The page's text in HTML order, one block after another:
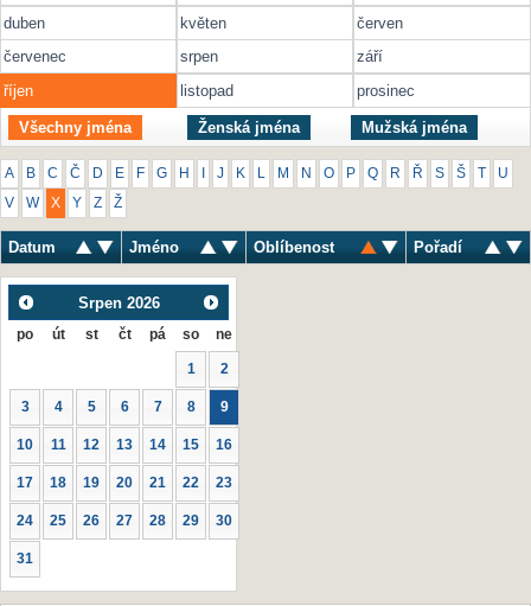
duben
květen
červen
červenec
srpen
září
říjen
listopad prosinec
Všechny jména Ženská jména Mužská jména
A B C Č D E F G H J K M N O P Q R Ř S Š U
V W X Y Z Ž
Datum Jméno Oblíbenost Pořadí
Srpen 2026
po út st čt pá so ne
1 2
3 4 5 6 7 8 9
10 11 12 13 14 15 16
17 18 19 20 21 22 23
24 25 26 27 28 29 30
31